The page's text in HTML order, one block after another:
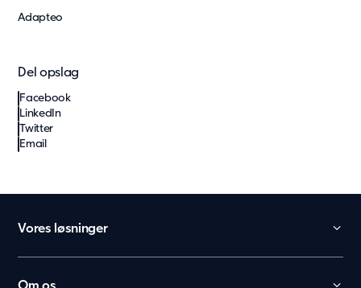
Adapteo
Del opslag
Facebook
LinkedIn
Twitter
Email
Vores løsninger
Daginstitution
Skole